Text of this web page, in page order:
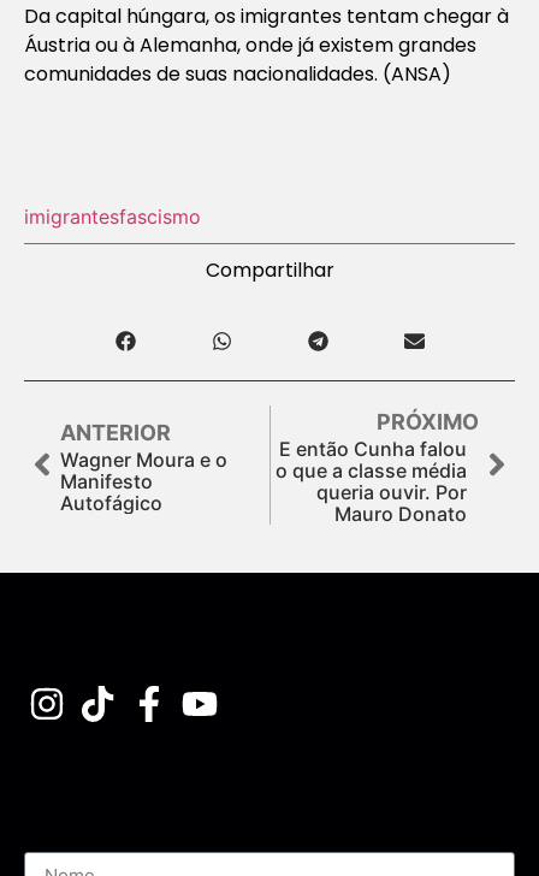
Da capital húngara, os imigrantes tentam chegar à
Áustria ou à Alemanha, onde já existem grandes
comunidades de suas nacionalidades. (ANSA)
imigrantesfascismo
Compartilhar
ANTERIOR
Wagner Moura e o
Manifesto
Autofágico
PRÓXIMO
E então Cunha falou
o que a classe média
queria ouvir. Por
Mauro Donato